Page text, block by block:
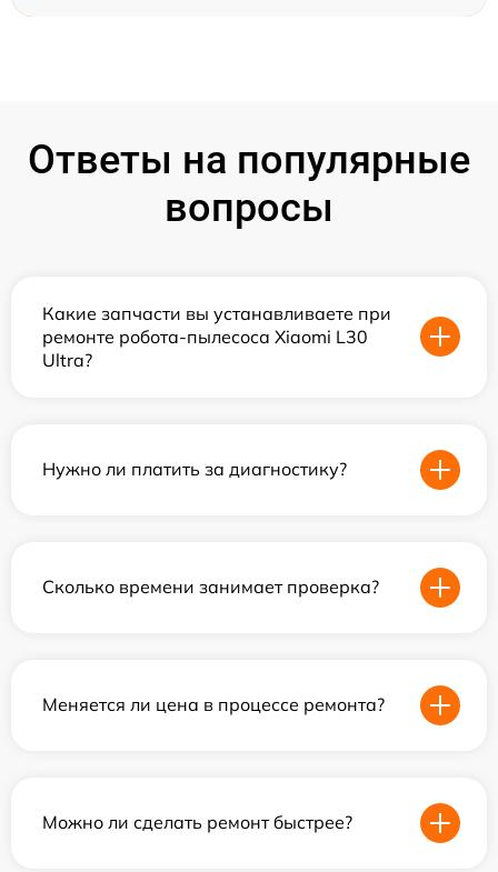
Ответы на популярные
вопросы
Какие запчасти вы устанавливаете при
ремонте робота-пылесоса Xiaomi L30
Ultra?
Нужно ли платить за диагностику?
Сколько времени занимает проверка?
Меняется ли цена в процессе ремонта?
Можно ли сделать ремонт быстрее?